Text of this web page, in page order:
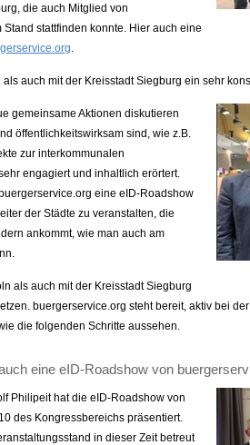
die auch Mitglied von
stattfinden konnte. Hier auch eine
auch mit der Kreisstadt Siegburg ein sehr
gemeinsame Aktionen diskutieren
öffentlichkeitswirksam sind, wie z.B.
zur interkommunalen
engagiert und inhaltlich erörtert.
eine eID-Roadshow
der Städte zu veranstalten, die
ankommt, wie man auch am
als auch mit der Kreisstadt Siegburg
buergerservice.org steht bereit, aktiv bei
die folgenden Schritte aussehen.
eine eID-Roadshow von
Philipeit hat die eID-Roadshow von
des Kongressbereichs präsentiert.
in dieser Zeit betreut